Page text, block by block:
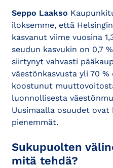
Seppo Laakso
iloksemme, että
kasvanut viime vuosina
seudun kasvukin on 0,7
siirtynyt vahvasti
väestönkasvusta yli 70 %
koostunut
luonnollisesta
Uusimaalla osuudet
pienemmät.
Sukupuolten
mitä tehdä?